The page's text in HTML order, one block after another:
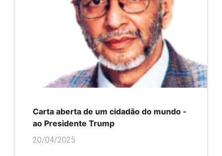
Carta aberta de um cidadão do mundo -
ao Presidente Trump
20/04/2025